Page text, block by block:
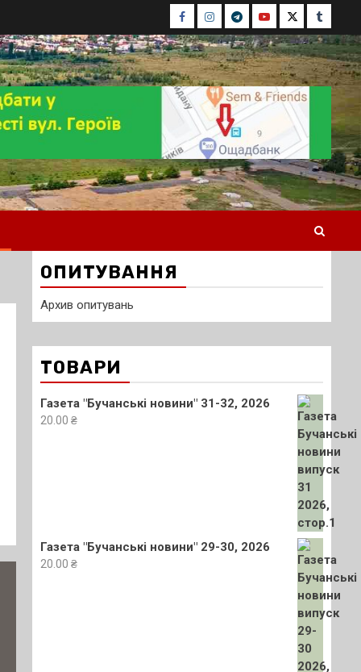
Facebook
Instagram
TelegramYoutubeTwitterTumblr
ОПИТУВАННЯ
Архив опитувань
ТОВАРИ
Газета "Бучанські новини" 31-32, 2026
20.00 ₴
Газета "Бучанські новини" 29-30, 2026
20.00 ₴